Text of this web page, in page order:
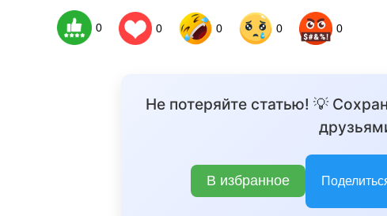
0 0 0 0 0
Не потеряйте статью! 💡
В избранное